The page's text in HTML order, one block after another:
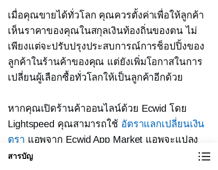
เมื่อคุณขายได้ทั่วโลก คุณควรตั้งค่าเพื่อให้ลูกค้า
เห็นราคาของคุณในสกุลเงินท้องถิ่นของตน ไม่
เพียงแต่จะปรับปรุงประสบการณ์การช็อปปิ้งของ
ลูกค้าในร้านค้าของคุณ แต่ยังเพิ่มโอกาสในการ
เปลี่ยนผู้เลือกซื้อทั่วโลกให้เป็นลูกค้าอีกด้วย
หากคุณเปิดร้านค้าออนไลน์ด้วย Ecwid โดย
Lightspeed คุณสามารถใช้ อัตราแลกเปลี่ยนเงิน
ตรา แอพจาก Ecwid App Market แอพจะแปลง
ราคาในร้านค้าของคุณโดยอัตโนมัติและแสดงให้
สารบัญ